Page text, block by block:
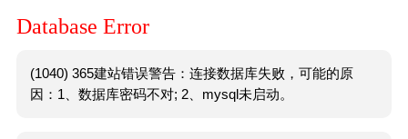
Database Error
(1040) 365建站错误警告：连接数据库失败，可能的原
因：1、数据库密码不对; 2、mysql未启动。